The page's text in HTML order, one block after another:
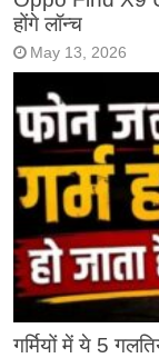
होंगे लॉन्च
May 13, 2026
गर्मियों में ये 5